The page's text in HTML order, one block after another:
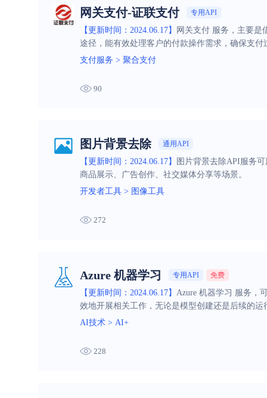
网关支付-证联支付 专用API
【更新时间：2024.06.17】
网关支付 服务，主要是
途径，能有效处理客户的付款操作需求，确保支付
支付服务 > 聚合支付
90
图片背景去除 通用API
【更新时间：2024.06.17】
图片背景去除API服务
商品展示、广告创作、社交媒体分享等场景。
开发者工具 > 图像工具
272
Azure 机器学习 专用API 免费
【更新时间：2024.06.17】 Azure 机器学习 服务，
效地开展相关工作，无论是模型创建还是后续的运
AI技术 > AI+
228